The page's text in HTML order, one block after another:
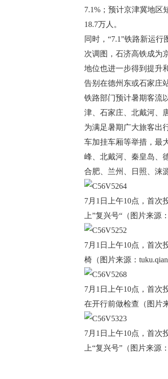
7.1%；预计京津冀地区
18.7万人。
同时，“7.1”铁路新运
次调图，石济高铁成为
地位也进一步得到提升
告别在德州东或石家庄
铁路部门预计暑期客流
津、石家庄、北戴河、
为满足暑期广大旅客出
车加挂车厢等举措，最
峰、北戴河、秦皇岛、
合肥、兰州、日照、涞
7月1日上午10点，首次
上”复兴号“（图片来源
7月1日上午10点，首次
椅（图片来源：
7月1日上午10点，首次
在开行前做检查（图片
7月1日上午10点，首次
上“复兴号”（图片来源